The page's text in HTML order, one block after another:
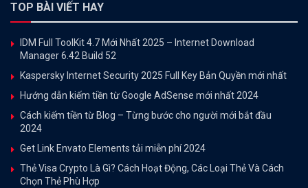
TOP BÀI VIẾT HAY
IDM Full ToolKit 4.7 Mới Nhất 2025 – Internet Download
Manager 6.42 Build 52
Kaspersky Internet Security 2025 Full Key Bản Quyền mới nhất
Hướng dẫn kiếm tiền từ Google AdSense mới nhất 2024
Cách kiếm tiền từ Blog – Từng bước cho người mới bắt đầu
2024
Get Link Envato Elements tải miễn phí 2024
Thẻ Visa Crypto Là Gì? Cách Hoạt Động, Các Loại Thẻ Và Cách
Chọn Thẻ Phù Hợp